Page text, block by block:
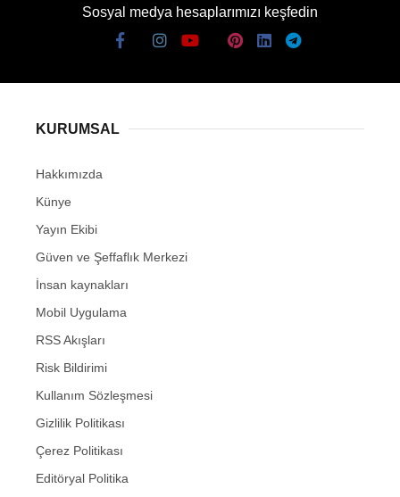
Sosyal medya hesaplarımızı keşfedin
KURUMSAL
Hakkımızda
Künye
Yayın Ekibi
Güven ve Şeffaflık Merkezi
İnsan kaynakları
Mobil Uygulama
RSS Akışları
Risk Bildirimi
Kullanım Sözleşmesi
Gizlilik Politikası
Çerez Politikası
Editöryal Politika